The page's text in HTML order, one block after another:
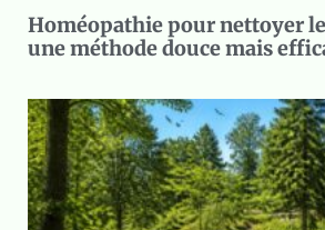
Homéopathie pour nettoyer
une méthode douce mais